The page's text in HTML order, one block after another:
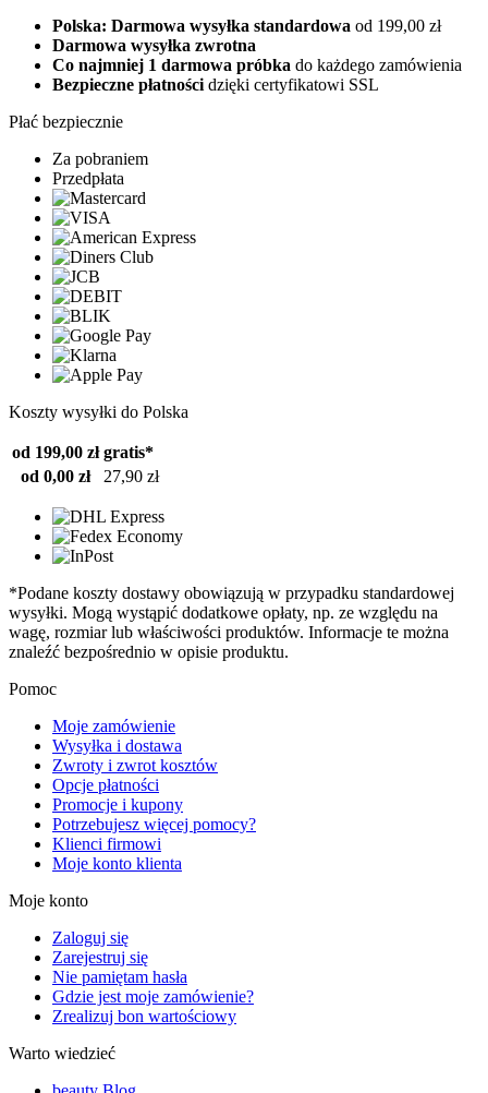
Polska: Darmowa wysyłka standardowa od 199,00 zł
Darmowa wysyłka zwrotna
Co najmniej 1 darmowa próbka do każdego zamówienia
Bezpieczne płatności dzięki certyfikatowi SSL
Płać bezpiecznie
Za pobraniem
Przedpłata
Koszty wysyłki do Polska
od 199,00 zł gratis*
od 0,00 zł
27,90 zł
*Podane koszty dostawy obowiązują w przypadku standardowej
wysyłki. Mogą wystąpić dodatkowe opłaty, np. ze względu na
wagę, rozmiar lub właściwości produktów. Informacje te można
znaleźć bezpośrednio w opisie produktu.
Pomoc
Moje zamówienie
Wysyłka i dostawa
Zwroty i zwrot kosztów
Opcje płatności
Promocje i kupony
Potrzebujesz więcej pomocy?
Klienci firmowi
Moje konto klienta
Moje konto
Zaloguj się
Zarejestruj się
Nie pamiętam hasła
Gdzie jest moje zamówienie?
Zrealizuj bon wartościowy
Warto wiedzieć